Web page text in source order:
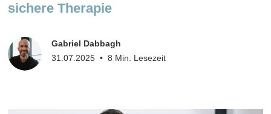
sichere Therapie
Gabriel Dabbagh
31.07.2025 • 8 Min. Lesezeit